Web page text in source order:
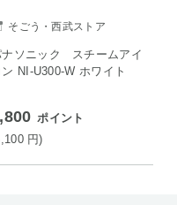
そごう・西武ストア
ナソニック スチームアイ
ン NI-U300-W ホワイト
ポイント
円)